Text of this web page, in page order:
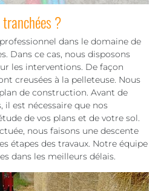
?
dans le domaine de
Dans ce cas, nous disposons
les interventions. De façon
creusées à la pelleteuse. Nous
de construction. Avant de
il est nécessaire que nos
de vos plans et de votre sol.
nous faisons une descente
étapes des travaux. Notre équipe
dans les meilleurs délais.